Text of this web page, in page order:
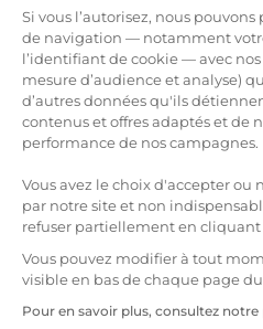
Si vous l’autorisez, nous
de navigation — notamment
l’identifiant de cookie — avec
mesure d’audience et analyse)
d’autres données qu'ils
contenus et offres adaptés et de
performance de nos campagnes.
Vous avez le choix d'accepter ou
par notre site et non
refuser partiellement en cliquant
Vous pouvez modifier à tout
visible en bas de chaque page
Pour en savoir plus, consultez
Axeptio
Le choix entre les deux
davantage sur leconfort
en cuisine que sur la
consommation
Face au
énergivore, mais
satisfaisant sur le
Sur le papier, le
chauffe vite, très vite. Et